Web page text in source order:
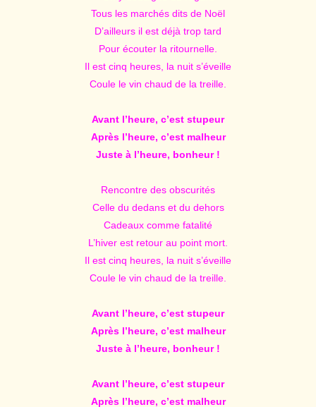
Tous les marchés dits de Noël
D’ailleurs il est déjà trop tard
Pour écouter la ritournelle.
Il est cinq heures, la nuit s’éveille
Coule le vin chaud de la treille.
Avant l’heure, c’est stupeur
Après l’heure, c’est malheur
Juste à l’heure, bonheur !
Rencontre des obscurités
Celle du dedans et du dehors
Cadeaux comme fatalité
L’hiver est retour au point mort.
Il est cinq heures, la nuit s’éveille
Coule le vin chaud de la treille.
Avant l’heure, c’est stupeur
Après l’heure, c’est malheur
Juste à l’heure, bonheur !
Avant l’heure, c’est stupeur
Après l’heure, c’est malheur